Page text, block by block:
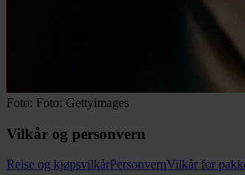
Foto: Foto: Gettyimages
Vilkår og personvern
Reise og kjøpsvilkårPersonvernVilkår for